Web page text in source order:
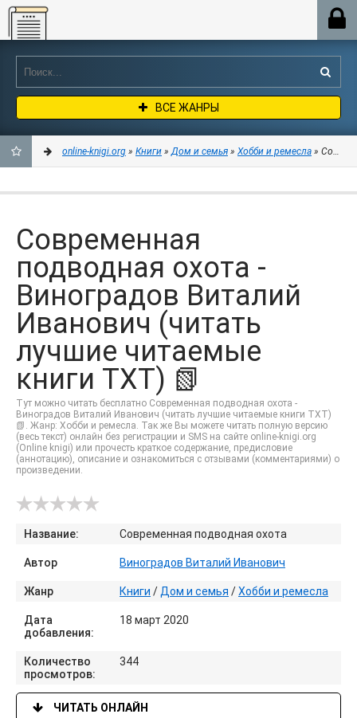
Online-knigi.org
ВСЕ ЖАНРЫ
ЗАКЛАДКИ
online-knigi.org » Книги »Дом и семья » Хобби и ремесла »
Современная
подводная охота -
Виноградов Виталий
Иванович (читать
лучшие читаемые
книги TXT) 📗
Тут можно читать бесплатно Современная подводная охота -
Виноградов Виталий Иванович (читать лучшие читаемые книги TXT)
📗. Жанр: Хобби и ремесла. Так же Вы можете читать полную версию
(весь текст) онлайн без регистрации и SMS на сайте online-knigi.org
(Online knigi) или прочесть краткое содержание, предисловие
(аннотацию), описание и ознакомиться с отзывами (комментариями) о
произведении.
Название: Современная подводная охота
Автор Виноградов Виталий Иванович
Жанр Книги / Дом и семья /Хобби и ремесла
Дата
добавления:
18 март 2020
Количество
просмотров:
344
ЧИТАТЬ ОНЛАЙН